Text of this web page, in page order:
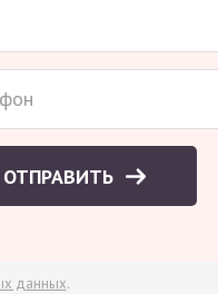
ОТПРАВИТЬ
данных.